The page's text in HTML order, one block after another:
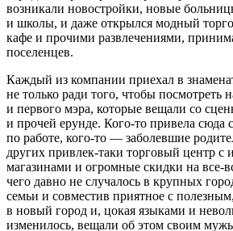
возникали новостройки, новые
и школы, и даже открылся модный
кафе и прочими развлечениями,
поселенцев.
Каждый из компании приехал в
не только ради того, чтобы посмотреть
и первого мэра, которые вещали со
и прочей ерунде. Кого-то привела сюда
по работе, кого-то — заболевшие
других привлек-таки торговый центр с
магазинами и огромные скидки на все-
чего давно не случалось в крупных
семьи и совместив приятное с
в новый город и, цокая языками и
изменилось, вещали об этом своим